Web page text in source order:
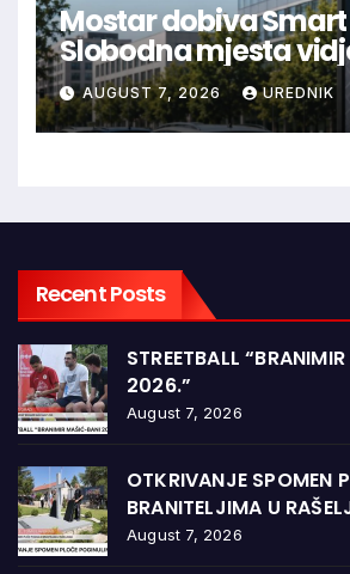
Mostar dobiva
Slobodna mjesta
aplikaciji
AUGUST 7, 2026 UREDNIK
Recent Posts
STREETBALL
2026.”
August 7, 2026
OTKRIVANJE SPOMEN
BRANITELJIMA U
August 7, 2026